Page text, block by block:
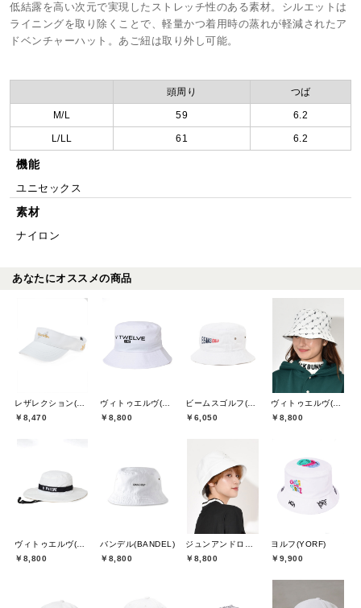
低結露を高い次元で実現したストレッチ性のある素材。シルエットは
ライニングを取り除くことで、軽量かつ着用時の蒸れが軽減されたア
ドベンチャーハット。あご紐は取り外し可能。
頭周り つば
M/L 59 6.2
L/LL 61 6.2
機能
ユニセックス
素材
ナイロン
あなたにオススメの商品
レザレクション(Resurrection)
￥8,470
ヴィトゥエルヴ(V12)
￥8,800
ビームスゴルフ(BEAMS GOLF)
￥6,050
ヴィトゥエルヴ(V12)
￥8,800
ヴィトゥエルヴ(V12)
￥8,800
バンデル(BANDEL)
￥8,800
ジュンアンドロペ(JUN&ROPE)
￥8,800
ヨルフ(YORF)
￥9,900